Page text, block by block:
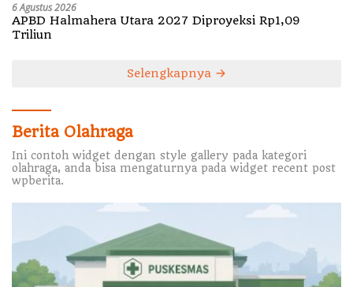
6 Agustus 2026
APBD Halmahera Utara 2027 Diproyeksi Rp1,09
Triliun
Selengkapnya
Berita Olahraga
Ini contoh widget dengan style gallery pada kategori
olahraga, anda bisa mengaturnya pada widget recent post
wpberita.